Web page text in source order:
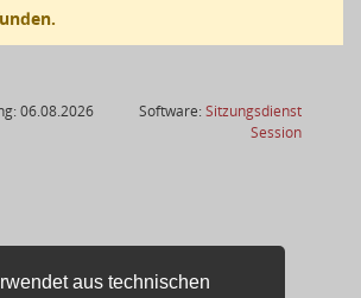
aus technischen
06.08.2026
Software:Sitzungsdienst
Session(Wird in